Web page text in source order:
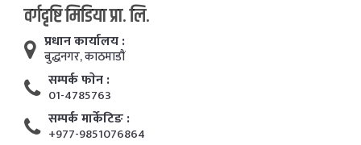
वर्गदृष्टि मिडिया प्रा. लि.
प्रधान कार्यालय :
बुद्धनगर, काठमाडाैं
सम्पर्क फाेन :
01-4785763
सम्पर्क मार्केटिङ :
+977-9851076864